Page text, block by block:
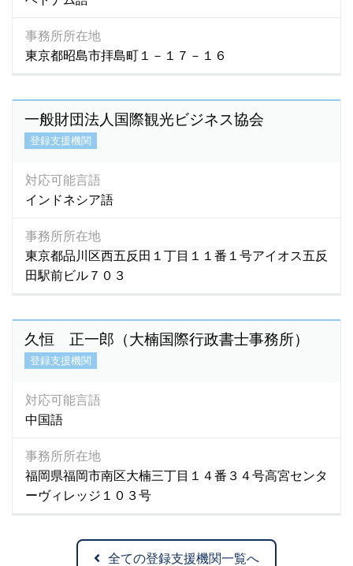
事務所所在地
東京都昭島市拝島町１－１７－１６
一般財団法人国際観光ビジネス協会
登録支援機関
対応可能言語
インドネシア語
事務所所在地
東京都品川区西五反田１丁目１１番１号アイオス五反
田駅前ビル７０３
久恒 正一郎（大楠国際行政書士事務所）
登録支援機関
対応可能言語
中国語
事務所所在地
福岡県福岡市南区大楠三丁目１４番３４号高宮センタ
ーヴィレッジ１０３号
全ての登録支援機関一覧へ